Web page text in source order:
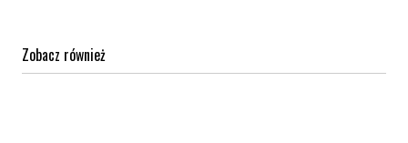
Zobacz również